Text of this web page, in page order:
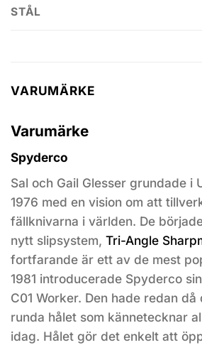
STÅL
VARUMÄRKE
Varumärke
Spyderco
Sal och Gail Glesser grundade i
1976 med en vision om att
fällknivarna i världen. De
nytt slipsystem, Tri-Angle
fortfarande är ett av de mest
1981 introducerade Spyderco
C01 Worker. Den hade redan då
runda hålet som kännetecknar
idag. Hålet gör det enkelt att